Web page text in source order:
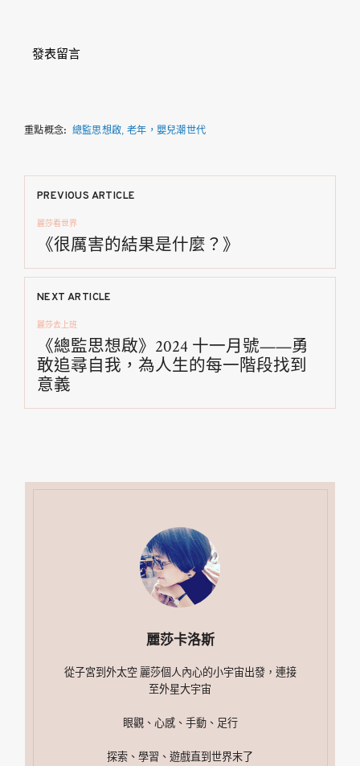
發表留言
重點概念: 總監思想啟 老年，嬰兒潮世代
文
章
導
覽
PREVIOUS ARTICLE
麗莎看世界
《很厲害的結果是什麼？》
NEXT ARTICLE
麗莎去上班
《總監思想啟》2024 十一月號——勇
敢追尋自我，為人生的每一階段找到
意義
麗莎卡洛斯
從子宮到外太空 麗莎個人內心的小宇宙出發，連接
至外星大宇宙
眼觀、心感、手動、足行
探索、學習、遊戲直到世界末了